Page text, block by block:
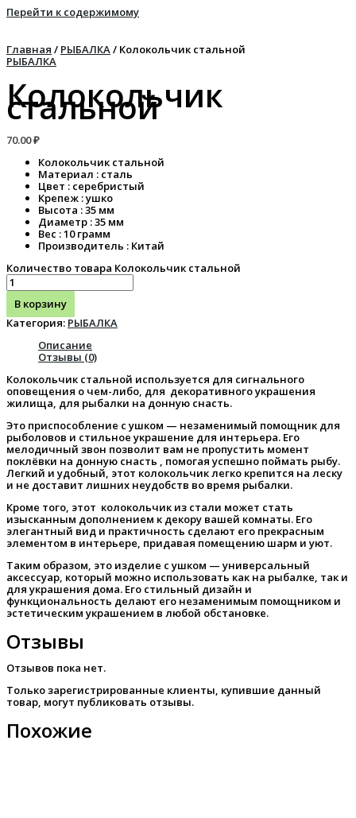
Перейти к содержимому
Главная / РЫБАЛКА/ Колокольчик стальной
РЫБАЛКА
Колокольчик
стальной
70.00₽
Колокольчик стальной
Материал : сталь
Цвет : серебристый
Крепеж : ушко
Высота : 35 мм
Диаметр : 35 мм
Вес : 10 грамм
Производитель : Китай
Количество товара Колокольчик стальной
В корзину
Категория: РЫБАЛКА
Описание
Отзывы (0)
Колокольчик стальной используется для сигнального
оповещения о чем-либо, для декоративного украшения
жилища, для рыбалки на донную снасть.
Это приспособление с ушком — незаменимый помощник для
рыболовов и стильное украшение для интерьера. Его
мелодичный звон позволит вам не пропустить момент
поклёвки на донную снасть , помогая успешно поймать рыбу.
Легкий и удобный, этот колокольчик легко крепится на леску
и не доставит лишних неудобств во время рыбалки.
Кроме того, этот колокольчик из стали может стать
изысканным дополнением к декору вашей комнаты. Его
элегантный вид и практичность сделают его прекрасным
элементом в интерьере, придавая помещению шарм и уют.
Таким образом, это изделие с ушком — универсальный
аксессуар, который можно использовать как на рыбалке, так и
для украшения дома. Его стильный дизайн и
функциональность делают его незаменимым помощником и
эстетическим украшением в любой обстановке.
Отзывы
Отзывов пока нет.
Только зарегистрированные клиенты, купившие данный
товар, могут публиковать отзывы.
Похожие